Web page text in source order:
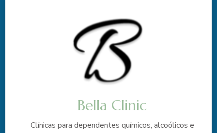
Bella Clinic
Clínicas para dependentes químicos, alcoólicos e